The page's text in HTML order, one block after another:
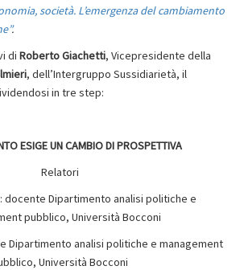
società. L’emergenza del cambiamento
.
di Roberto Giachetti, Vicepresidente della
, dell’Intergruppo Sussidiarietà, il
in tre step:
ESIGE UN CAMBIO DI PROSPETTIVA
Relatori
: docente Dipartimento analisi politiche e
pubblico, Università Bocconi
Dipartimento analisi politiche e management
Università Bocconi